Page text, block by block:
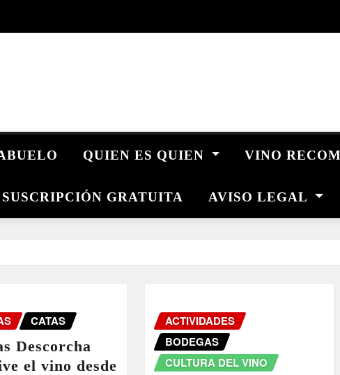
QUIEN ES QUIEN VINO
SUSCRIPCIÓN GRATUITA AVISO LEGAL
CATAS
Descorcha
el vino desde
ACTIVIDADES
BODEGAS
CULTURA DEL VINO